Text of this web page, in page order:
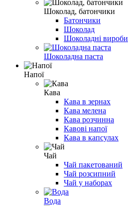
Шоколад, батончики
Батончики
Шоколад
Шоколадні вироби
Шоколадна паста
Напої
Кава
Кава в зернах
Кава мелена
Кава розчинна
Кавові напої
Кава в капсулах
Чай
Чай пакетований
Чай розсипний
Чай у наборах
Вода